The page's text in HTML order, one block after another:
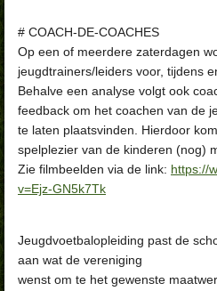
# COACH-DE-COACHES
Op een of meerdere zaterdagen
jeugdtrainers/leiders voor, tijdens
Behalve een analyse volgt ook
feedback om het coachen van de
te laten plaatsvinden. Hierdoor
spelplezier van de kinderen (nog)
Zie filmbeelden via de link: https://
v=Ejz-GN5k7Tk
Jeugdvoetbalopleiding past de
aan wat de vereniging
wenst om te het gewenste